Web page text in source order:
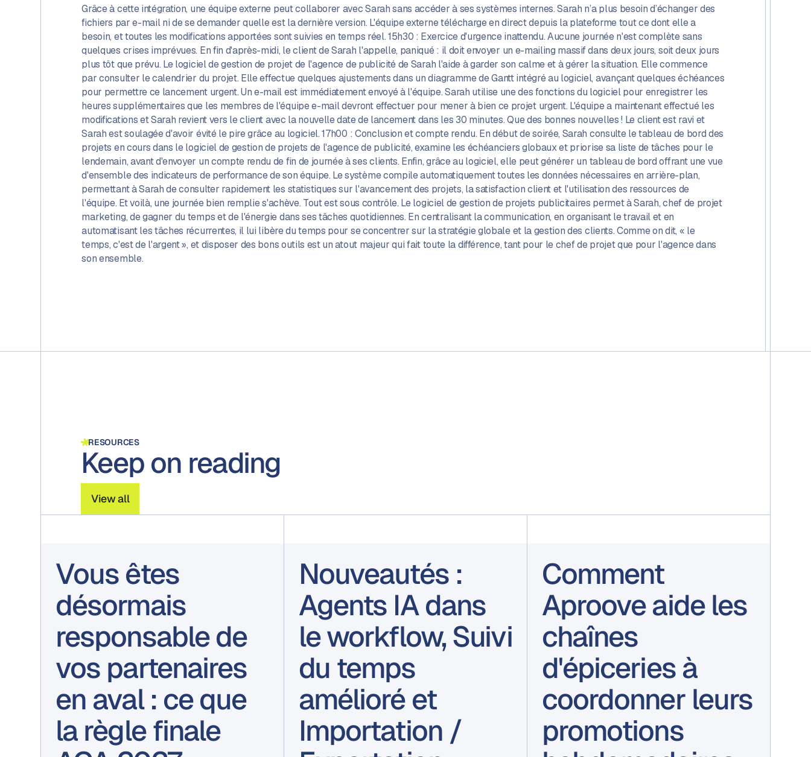
Grâce à cette intégration, une équipe externe peut collaborer avec Sarah sans accéder à ses systèmes internes. Sarah n’a plus besoin d’échanger des
fichiers par e-mail ni de se demander quelle est la dernière version. L'équipe externe télécharge en direct depuis la plateforme tout ce dont elle a
besoin, et toutes les modifications apportées sont suivies en temps réel. 15h30 : Exercice d'urgence inattendu. Aucune journée n'est complète sans
quelques crises imprévues. En fin d'après-midi, le client de Sarah l'appelle, paniqué : il doit envoyer un e-mailing massif dans deux jours, soit deux jours
plus tôt que prévu. Le logiciel de gestion de projet de l'agence de publicité de Sarah l'aide à garder son calme et à gérer la situation. Elle commence
par consulter le calendrier du projet. Elle effectue quelques ajustements dans un diagramme de Gantt intégré au logiciel, avançant quelques échéances
pour permettre ce lancement urgent. Un e-mail est immédiatement envoyé à l'équipe. Sarah utilise une des fonctions du logiciel pour enregistrer les
heures supplémentaires que les membres de l'équipe e-mail devront effectuer pour mener à bien ce projet urgent. L'équipe a maintenant effectué les
modifications et Sarah revient vers le client avec la nouvelle date de lancement dans les 30 minutes. Que des bonnes nouvelles ! Le client est ravi et
Sarah est soulagée d'avoir évité le pire grâce au logiciel. 17h00 : Conclusion et compte rendu. En début de soirée, Sarah consulte le tableau de bord des
projets en cours dans le logiciel de gestion de projets de l'agence de publicité, examine les échéanciers globaux et priorise sa liste de tâches pour le
lendemain, avant d'envoyer un compte rendu de fin de journée à ses clients. Enfin, grâce au logiciel, elle peut générer un tableau de bord offrant une vue
d'ensemble des indicateurs de performance de son équipe. Le système compile automatiquement toutes les données nécessaires en arrière-plan,
permettant à Sarah de consulter rapidement les statistiques sur l'avancement des projets, la satisfaction client et l'utilisation des ressources de
l'équipe. Et voilà, une journée bien remplie s'achève. Tout est sous contrôle. Le logiciel de gestion de projets publicitaires permet à Sarah, chef de projet
marketing, de gagner du temps et de l'énergie dans ses tâches quotidiennes. En centralisant la communication, en organisant le travail et en
automatisant les tâches récurrentes, il lui libère du temps pour se concentrer sur la stratégie globale et la gestion des clients. Comme on dit, « le
temps, c'est de l'argent », et disposer des bons outils est un atout majeur qui fait toute la différence, tant pour le chef de projet que pour l'agence dans
son ensemble.
RESOURCES
Keep on reading
View all
Vous êtes
désormais
responsable de
vos partenaires
en aval : ce que
la règle finale
Nouveautés :
Agents IA dans
le workflow, Suivi
du temps
amélioré et
Importation /
Comment
Aproove aide les
chaînes
d'épiceries à
coordonner leurs
promotions